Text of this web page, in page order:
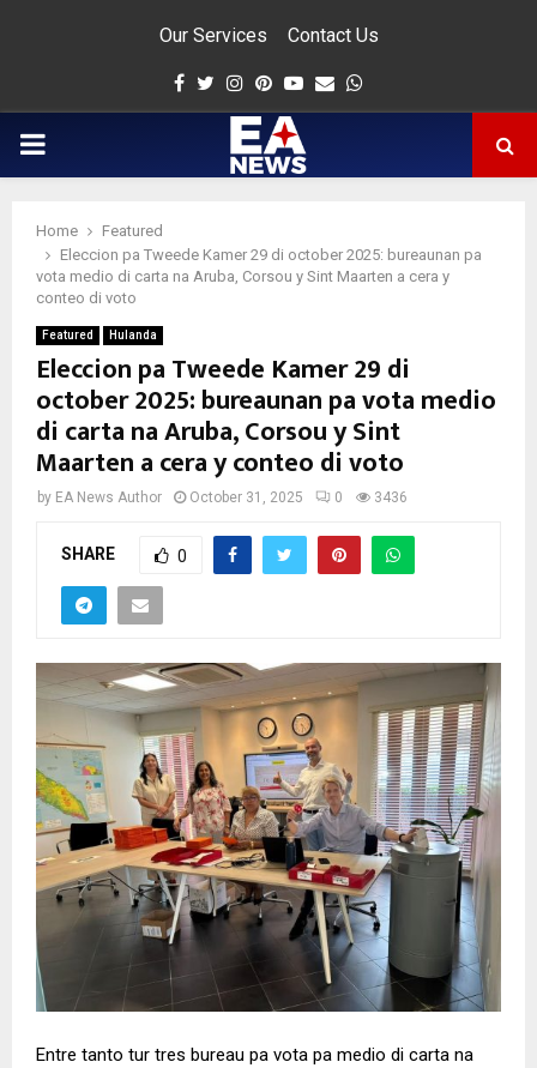
Our Services Contact Us
Facebook
Twitter
Instagram
Pinterest
Youtube
Email
PRIMARY
Home
Featured
Eleccion pa Tweede Kamer 29 di october 2025: bureaunan pa
vota medio di carta na Aruba, Corsou y Sint Maarten a cera y
conteo di voto
Featured Hulanda
Eleccion pa Tweede Kamer 29 di
october 2025: bureaunan pa vota medio
di carta na Aruba, Corsou y Sint
Maarten a cera y conteo di voto
by EA News Author October 31, 2025 0 3436
SHARE 0
Entre tanto tur tres bureau pa vota pa medio di carta na